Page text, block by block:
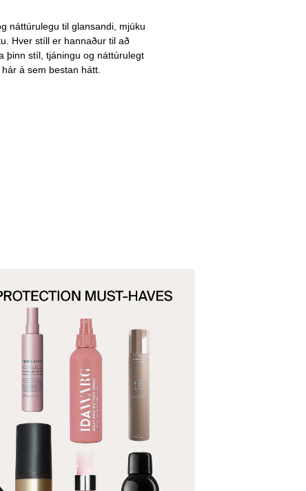
náttúrulegu til glansandi, mjúku
Hver stíll er hannaður til að
þinn stíl, tjáningu og náttúrulegt
hár á sem bestan hátt.